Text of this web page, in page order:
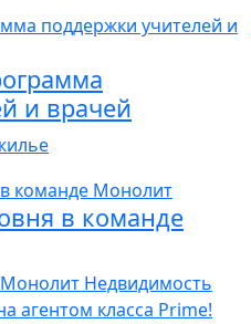
и врачей
в команде
Недвидимость
агентом класса Prime!